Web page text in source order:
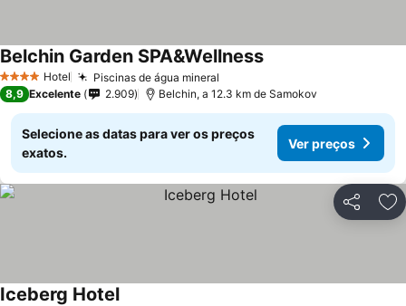
4 EstrelasHotel Piscinas de água mineral
Belchin Garden SPA&Wellness
8,9 Excelente 2.909 Belchin, a 12.3 km de Samokov
Selecione as datas para ver os preços
exatos.
Ver preços
Partilhar
Iceberg Hotel